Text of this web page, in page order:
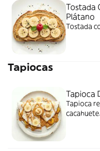
Tostada
Plátano
Tostada
Tapiocas
Tapioca
Tapioca
cacahuete.